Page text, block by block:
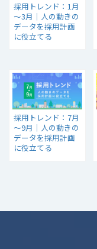
採用トレンド：1月
～3月｜人の動きの
データを採用計画
に役立てる
採用トレンド：7月
～9月｜人の動きの
データを採用計画
に役立てる